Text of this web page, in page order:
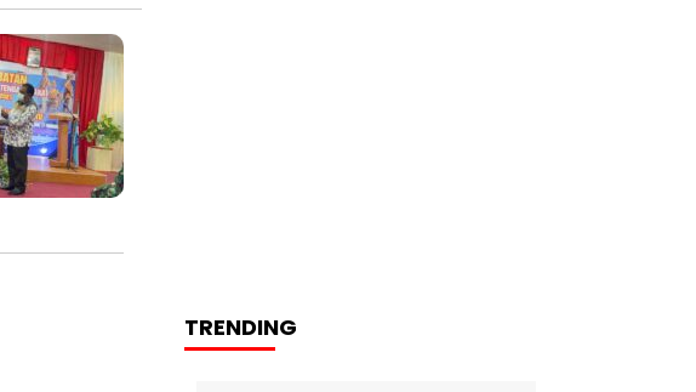
TRENDING